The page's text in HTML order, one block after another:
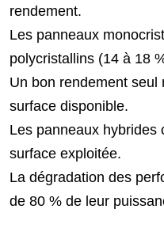
rendement.
Les panneaux
polycristallins (14 à 18
Un bon rendement
surface disponible.
Les panneaux hybrides
surface exploitée.
La dégradation des
de 80 % de leur